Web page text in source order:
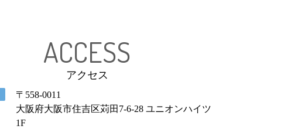
ACCESS
アクセス
〒558-0011
大阪府大阪市住吉区苅田7-6-28 ユニオンハイツ
1F